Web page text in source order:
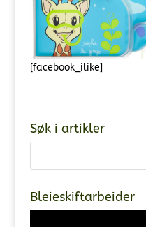
[facebook_ilike]
Søk i artikler
Bleieskiftarbeider